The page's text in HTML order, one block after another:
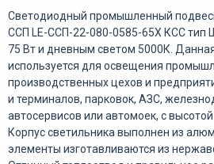
Светодиодный промышленный
ССП LE-ССП-22-080-0585-65Х КСС тип
75 Вт и дневным светом 5000К.
используется для освещения
производственных цехов и
и терминалов, парковок, АЗС,
автосервисов или автомоек, с
Корпус светильника выполнен из
элементы изготавливаются из